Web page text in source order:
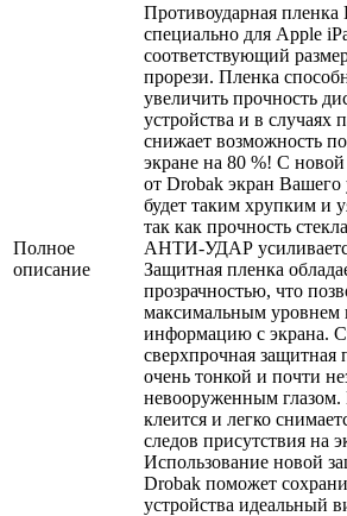
Полное
описание
Противоударная пленка
специально для Apple
соответствующий
прорези. Пленка
увеличить прочность
устройства и в случаях
снижает возможность
экране на 80 %! С
от Drobak экран Вашего
будет таким хрупким и
так как прочность
АНТИ-УДАР
Защитная пленка
прозрачностью, что
максимальным уровнем
информацию с экрана.
сверхпрочная защитная
очень тонкой и почти
невооруженным
клеится и легко
следов присутствия на
Использование новой
Drobak поможет
устройства идеальный